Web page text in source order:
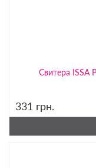
Свитера ISSA
331 грн.